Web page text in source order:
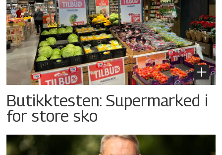
Butikktesten: Supermarked i
for store sko